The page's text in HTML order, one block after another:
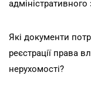
Які документи
реєстрації права
нерухомості?